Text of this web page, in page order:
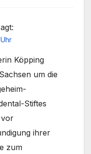
Köpping
um die
Stiftes
ihrer
zum